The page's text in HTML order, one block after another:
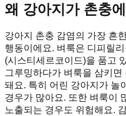
왜 강아지가 촌충
강아지 촌충 감염의 가장 흔
행동이에요. 벼룩은 디피릴
(시스티세르코이드)을 품고
그루밍하다가 벼룩을 삼키면
돼요. 특히 어린 강아지가 놀
경우가 많아요. 또한 벼룩이
노출되는 경우도 위험해요.